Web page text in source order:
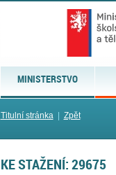
MINISTERSTVO
Titulní stránka| Zpět
KE STAŽENÍ: 29675